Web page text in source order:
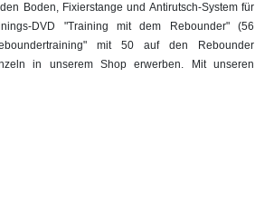
Boden, Fixierstange und Antirutsch-System für
DVD "Training mit dem Rebounder" (56
mit 50 auf den Rebounder
in unserem Shop erwerben. Mit unseren